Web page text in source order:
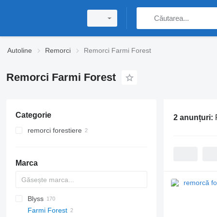
Autoline Remorci Remorci Farmi Forest
Remorci Farmi Forest
Categorie
remorci forestiere
Marca
PA
TPW
HTS
GTB
PSX
PS
22
Brevis
Blyss
Jupiter
E
1205
A Transporter
3 series
BPA
PT
202
CSD
Debon
Cargos
T 38
HW
A1010
LVA
A-series
L-series
S-series
Farmi Forest
2 anunțuri: